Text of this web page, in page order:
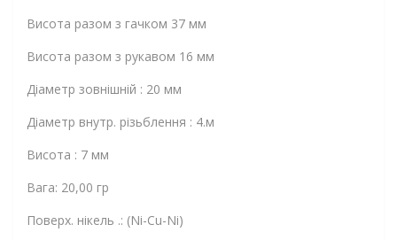
Висота разом з гачком 37 мм
Висота разом з рукавом 16 мм
Діаметр зовнішній : 20 мм
Діаметр внутр. різьблення : 4.м
Висота : 7 мм
Вага: 20,00 гр
Поверх. нікель .: (Ni-Cu-Ni)